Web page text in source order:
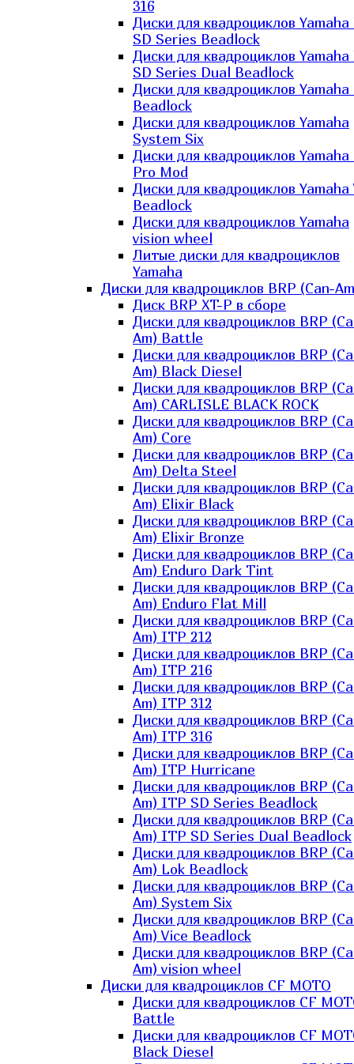
316
Диски для квадроциклов
SD Series Beadlock
Диски для квадроциклов
SD Series Dual Beadlock
Диски для квадроциклов Yamaha
Beadlock
Диски для квадроциклов Yamaha
System Six
Диски для квадроциклов Yamaha
Pro Mod
Диски для квадроциклов Yamaha
Beadlock
Диски для квадроциклов Yamaha
vision wheel
Литые диски для квадроциклов
Yamaha
Диски для квадроциклов BRP (Can-
Диск BRP XT-P в сборе
Диски для квадроциклов BRP
Am) Battle
Диски для квадроциклов BRP
Am) Black Diesel
Диски для квадроциклов BRP
Am) CARLISLE BLACK ROCK
Диски для квадроциклов BRP
Am) Core
Диски для квадроциклов BRP
Am) Delta Steel
Диски для квадроциклов BRP
Am) Elixir Black
Диски для квадроциклов BRP
Am) Elixir Bronze
Диски для квадроциклов BRP
Am) Enduro Dark Tint
Диски для квадроциклов BRP
Am) Enduro Flat Mill
Диски для квадроциклов BRP
Am) ITP 212
Диски для квадроциклов BRP
Am) ITP 216
Диски для квадроциклов BRP
Am) ITP 312
Диски для квадроциклов BRP
Am) ITP 316
Диски для квадроциклов BRP
Am) ITP Hurricane
Диски для квадроциклов BRP
Am) ITP SD Series Beadlock
Диски для квадроциклов BRP
Am) ITP SD Series Dual Beadlock
Диски для квадроциклов BRP
Am) Lok Beadlock
Диски для квадроциклов BRP
Am) System Six
Диски для квадроциклов BRP
Am) Vice Beadlock
Диски для квадроциклов BRP
Am) vision wheel
Диски для квадроциклов CF MOTO
Диски для квадроциклов CF
Battle
Диски для квадроциклов CF
Black Diesel